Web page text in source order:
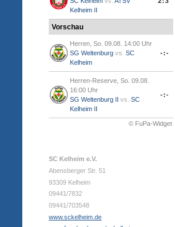
Kelheim II
Vorschau
Herren, So. 09.08. 14:00 Uhr
SG Weltenburg vs. SC
Kelheim
-:-
Herren-Reserve, So. 09.08.
16:00 Uhr
SG Weltenburg II vs. SC
Kelheim II
-:-
© FuPa-Widget
SC Kelheim e.V.
Abensberger Str. 51
93309 Kelheim
09441/7832
09441/703548
www.sckelheim.de